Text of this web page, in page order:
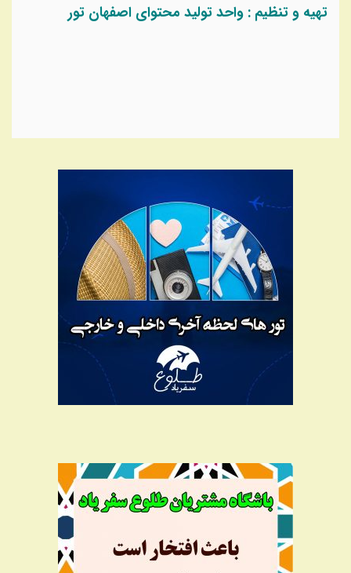
تهیه و تنظیم : واحد تولید محتوای اصفهان تور